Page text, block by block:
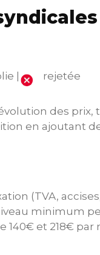
| rejetée
des
en ajoutant
(TVA,
minimum
140€ et 218€ par